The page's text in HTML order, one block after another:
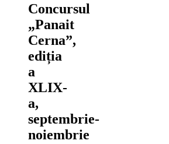
Concursul
„Panait
Cerna”,
ediția
a
XLIX-
a,
septembrie-
noiembrie